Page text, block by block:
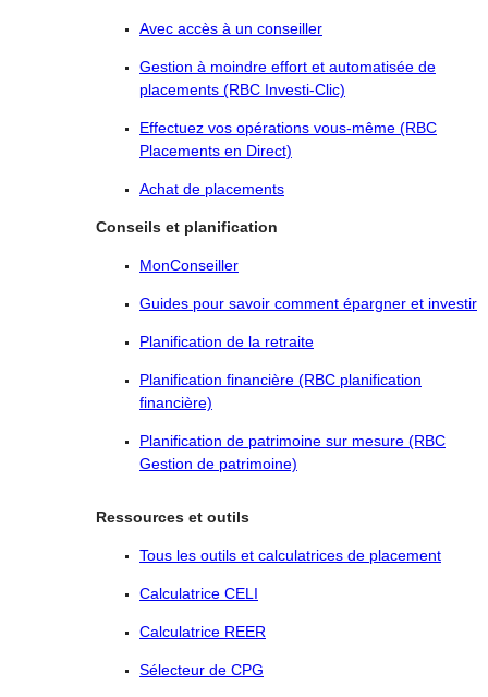
Avec accès à un conseiller
Gestion à moindre effort et automatisée de
placements (RBC Investi-Clic)
Effectuez vos opérations vous-même (RBC
Placements en Direct)
Achat de placements
Conseils et planification
MonConseiller
Guides pour savoir comment épargner et investir
Planification de la retraite
Planification financière (RBC planification
financière)
Planification de patrimoine sur mesure (RBC
Gestion de patrimoine)
Ressources et outils
Tous les outils et calculatrices de placement
Calculatrice CELI
Calculatrice REER
Sélecteur de CPG